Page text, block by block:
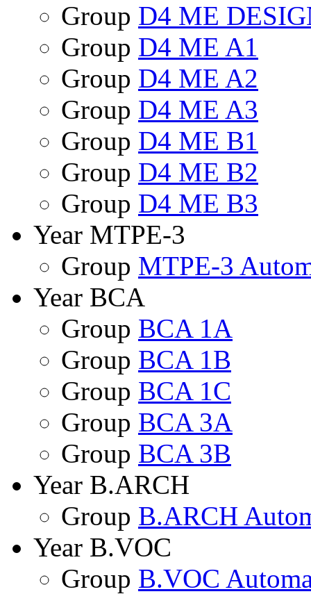
Group D4 ME
Group D4 ME A1
Group D4 ME A2
Group D4 ME A3
Group D4 ME B1
Group D4 ME B2
Group D4 ME B3
Year MTPE-3
Group MTPE-3
Year BCA
Group BCA 1A
Group BCA 1B
Group BCA 1C
Group BCA 3A
Group BCA 3B
Year B.ARCH
Group B.ARCH
Year B.VOC
Group B.VOC